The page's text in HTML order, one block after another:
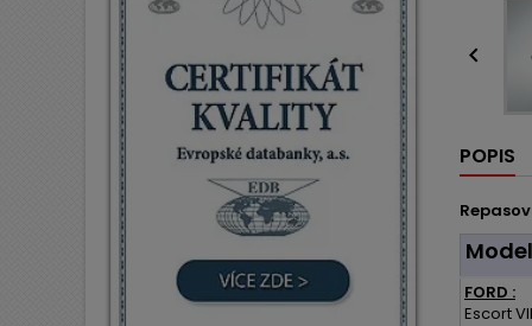

POPIS
Model
FORD :
Escort